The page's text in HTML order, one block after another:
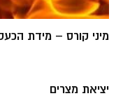
מיני קורס – מידת
יציאת מצרים